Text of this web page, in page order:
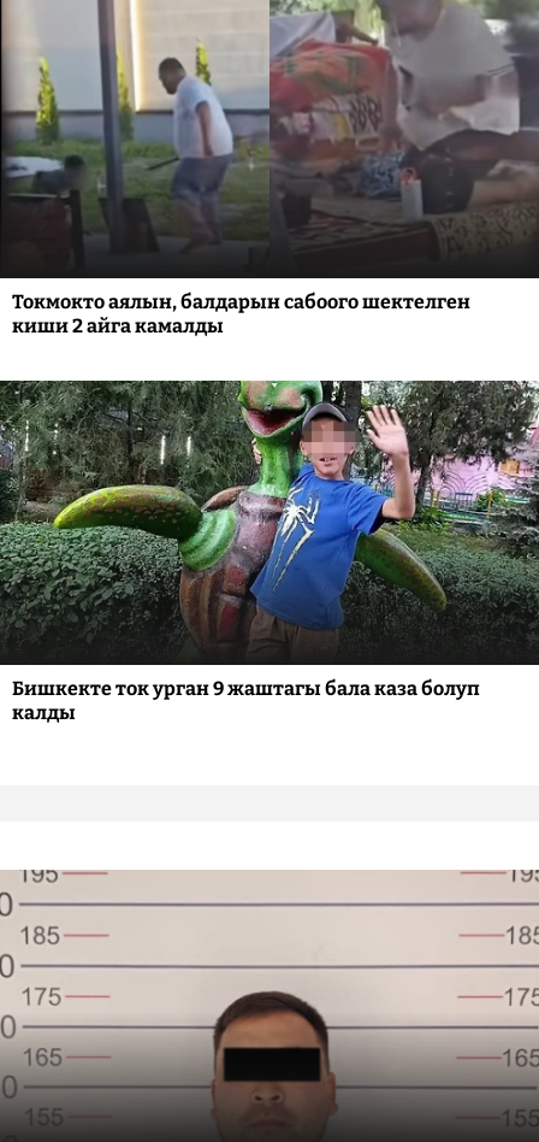
Токмокто аялын, балдарын сабоого шектелген
киши 2 айга камалды
Бишкекте ток урган 9 жаштагы бала каза болуп
калды